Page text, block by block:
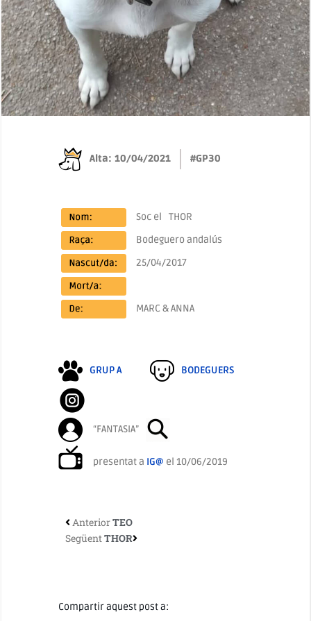
Alta: 10/04/2021 #GP30
Soc el
THOR
Bodeguero andalús
25/04/2017
MARC & ANNA
GRUP A BODEGUERS
“FANTASIA”
presentat a IG@ el 10/06/2019
AnteriorTEO
Següent THOR
Compartir aquest post a: